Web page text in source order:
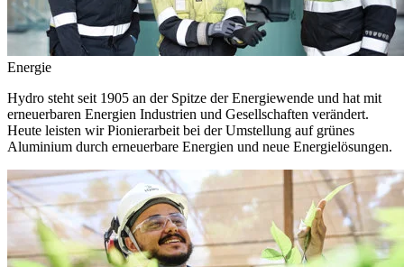
Energie
Hydro steht seit 1905 an der Spitze der Energiewende und hat mit
erneuerbaren Energien Industrien und Gesellschaften verändert.
Heute leisten wir Pionierarbeit bei der Umstellung auf grünes
Aluminium durch erneuerbare Energien und neue Energielösungen.